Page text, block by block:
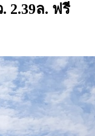
2.39ล. ฟรี